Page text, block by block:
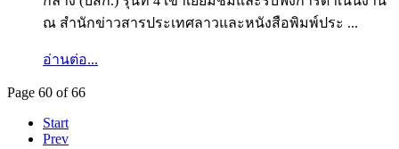
ณ สำนักข่าวสารประเทศลาวและหนังสือพิมพ์ประ ...
อ่านต่อ...
Page 60 of 66
Start
Prev